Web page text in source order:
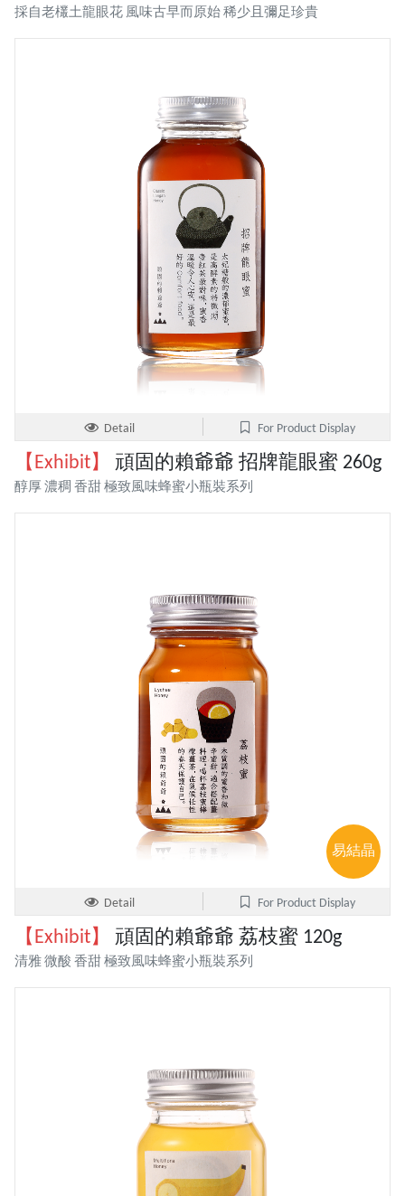
採自老欉土龍眼花 風味古早而原始 稀少且彌足珍貴
Detail For Product Display
【Exhibit】 頑固的賴爺爺 招牌龍眼蜜 260g
醇厚 濃稠 香甜 極致風味蜂蜜小瓶裝系列
易結晶
Detail For Product Display
【Exhibit】 頑固的賴爺爺 荔枝蜜 120g
清雅 微酸 香甜 極致風味蜂蜜小瓶裝系列